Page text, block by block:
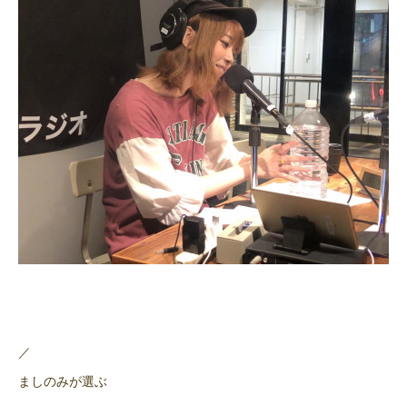
／
ましのみが選ぶ